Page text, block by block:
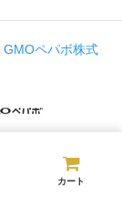
GMOペパボ株式
カート